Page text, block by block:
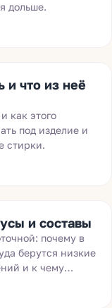
дольше.
и что из неё
как этого
под изделие и
стирки.
и составы
почему в
берутся низкие
и к чему